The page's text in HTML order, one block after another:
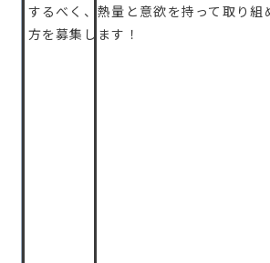
するべく、熱量と意欲を持って取り組
方を募集します！